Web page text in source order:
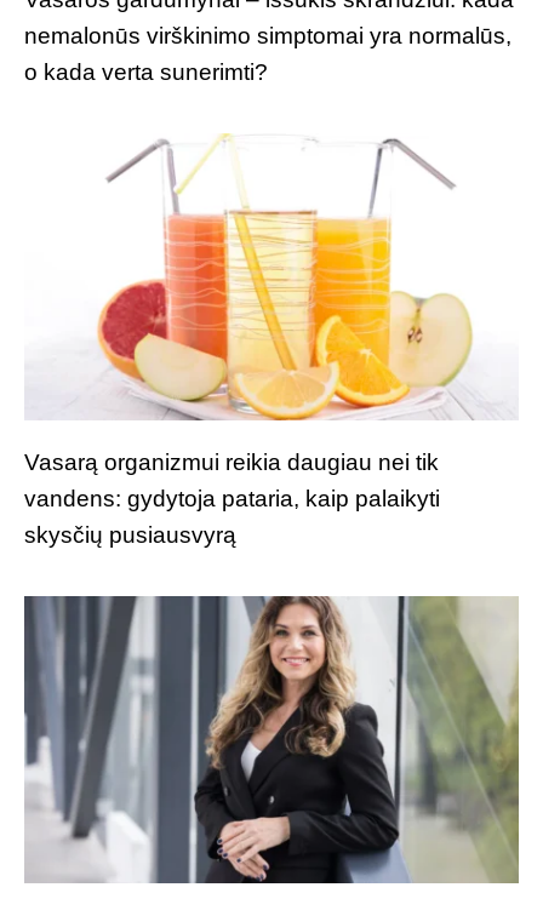
nemalonūs virškinimo simptomai yra normalūs,
o kada verta sunerimti?
Vasarą organizmui reikia daugiau nei tik
vandens: gydytoja pataria, kaip palaikyti
skysčių pusiausvyrą